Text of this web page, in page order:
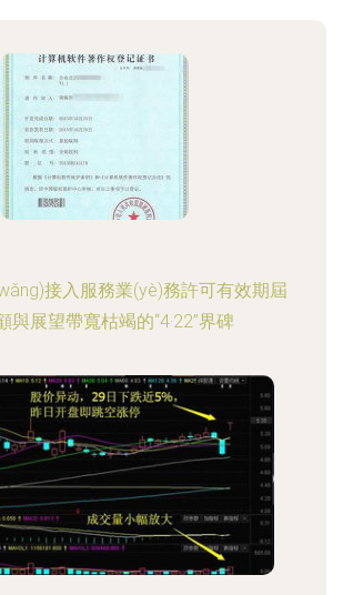
接入服務業(yè)務許可有效期屆
與展望帶寬枯竭的“4·22”界碑